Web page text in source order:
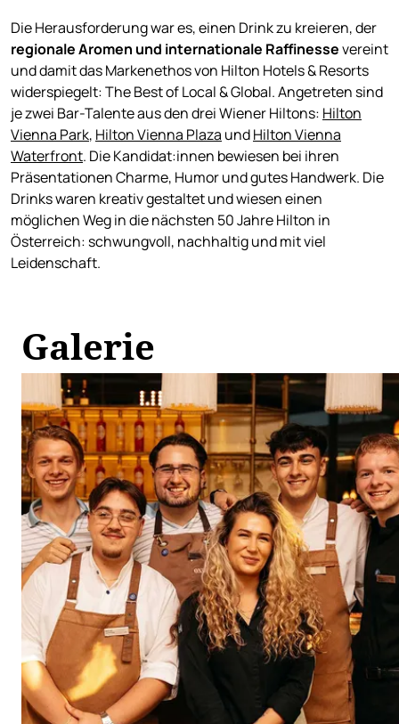
Die Herausforderung war es, einen Drink zu kreieren, der
regionale Aromen und internationale Raffinessevereint
und damit das Markenethos von Hilton Hotels & Resorts
widerspiegelt: The Best of Local & Global. Angetreten sind
je zwei Bar-Talente aus den drei Wiener Hiltons: Hilton
Vienna Park, Hilton Vienna Plaza undHilton Vienna
Waterfront. Die Kandidat:innen bewiesen bei ihren
Präsentationen Charme, Humor und gutes Handwerk. Die
Drinks waren kreativ gestaltet und wiesen einen
möglichen Weg in die nächsten 50 Jahre Hilton in
Österreich: schwungvoll, nachhaltig und mit viel
Leidenschaft.
Galerie